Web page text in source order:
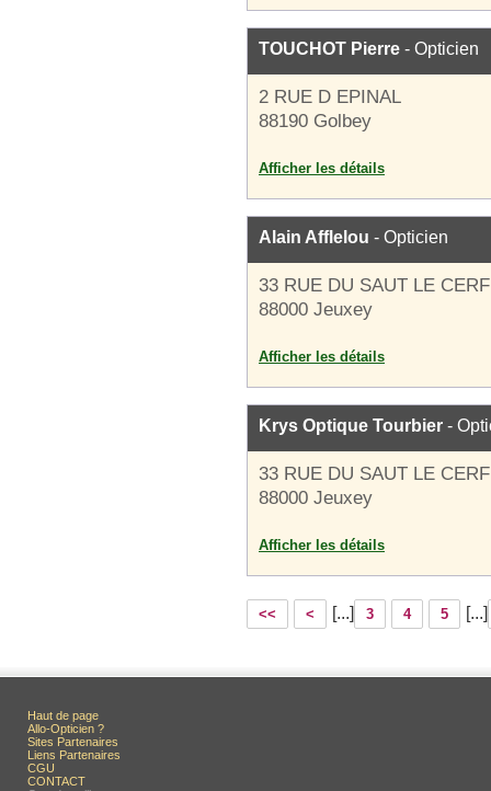
TOUCHOT Pierre - Opticien
2 RUE D EPINAL
88190 Golbey
Afficher les détails
Alain Afflelou - Opticien
33 RUE DU SAUT LE CERF
88000 Jeuxey
Afficher les détails
Krys Optique Tourbier -
33 RUE DU SAUT LE CERF
88000 Jeuxey
Afficher les détails
<< < [...] 3 4 5 [...]
Haut de page
Allo-Opticien ?
Sites Partenaires
Liens Partenaires
CGU
CONTACT